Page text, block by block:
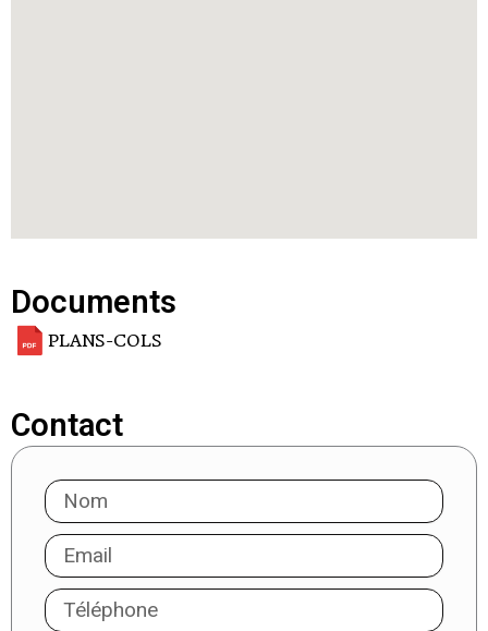
Documents
PLANS-COLS
Contact